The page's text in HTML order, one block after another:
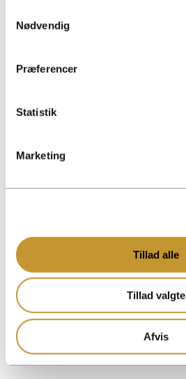
Nødvendig
Præferencer
Statistik
Marketing
Tillad alle
Tillad valgte
Afvis
Klamsagervej 15
Cvr.nr. 27005829
Telefon: +45 72 148 148
Bogholderi: +45 72148140